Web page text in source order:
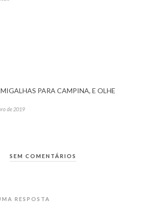
PARA CAMPINA, E OLHE
de 2019
SEM COMENTÁRIOS
RESPOSTA